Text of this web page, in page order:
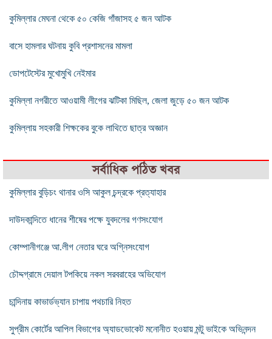
কুমিল্লার মেঘনা থেকে ৫০ কেজি গাঁজাসহ ৫ জন আটক
বাসে হামলার ঘটনায় কুবি প্রশাসনের মামলা
ডোপটেস্টের মুখোমুখি নেইমার
কুমিল্লা নগরীতে আওয়ামী লীগের ঝটিকা মিছিল, জেলা জুড়ে ৫০ জন আটক
কুমিল্লায় সহকারী শিক্ষকের বুকে লাথিতে ছাত্র অজ্ঞান
সর্বাধিক পঠিত খবর
কুমিল্লার বুড়িচং থানার ওসি আকুল চন্দ্রকে প্রত্যাহার
দাউদকান্দিতে ধানের শীষের পক্ষে যুবদলের গণসংযোগ
কোম্পানীগঞ্জে আ.লীগ নেতার ঘরে অগ্নিসংযোগ
চৌদ্দগ্রামে দেয়াল টপকিয়ে নকল সরবরাহের অভিযোগ
চান্দিনায় কাভার্ডভ্যান চাপায় পথচারি নিহত
সুপ্রীম কোর্টের আপিল বিভাগের অ্যাডভোকেট মনোনীত হওয়ায় মন্টু ভাইকে অভিনন্দন